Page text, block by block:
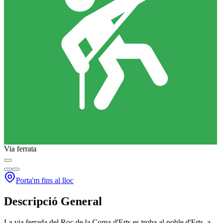
Via ferrata
Porta'm fins al lloc
Descripció General